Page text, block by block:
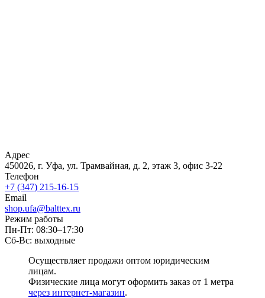
Адрес
450026, г. Уфа, ул. Трамвайная, д. 2, этаж 3, офис 3-22
Телефон
+7 (347) 215-16-15
Email
shop.ufa@balttex.ru
Режим работы
Пн-Пт: 08:30–17:30
Сб-Вс: выходные
Осуществляет продажи оптом юридическим
лицам.
Физические лица могут оформить заказ от 1 метра
через интернет-магазин.